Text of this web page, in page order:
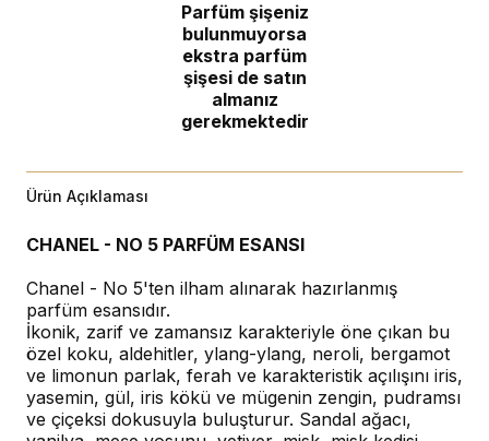
Parfüm şişeniz
bulunmuyorsa
ekstra parfüm
şişesi de satın
almanız
gerekmektedir
Ürün Açıklaması
CHANEL - NO 5 PARFÜM ESANSI
Chanel - No 5'ten ilham alınarak hazırlanmış
parfüm esansıdır.
İkonik, zarif ve zamansız karakteriyle öne çıkan bu
özel koku, aldehitler, ylang-ylang, neroli, bergamot
ve limonun parlak, ferah ve karakteristik açılışını iris,
yasemin, gül, iris kökü ve mügenin zengin, pudramsı
ve çiçeksi dokusuyla buluşturur. Sandal ağacı,